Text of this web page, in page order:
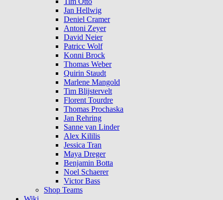
Jan Hellwig
Deniel Cramer
Antoni Zeyer
David Neier
Patricc Wolf
Konni Brock
Thomas Weber
Quirin Staudt
Marlene Mangold
Tim Blijstervelt
Florent Tourdre
Thomas Prochaska
Jan Rehring
Sanne van Linder
Alex Kililis
Jessica Tran
Maya Dreger
Benjamin Botta
Noel Schaerer
Victor Bass
Shop Teams